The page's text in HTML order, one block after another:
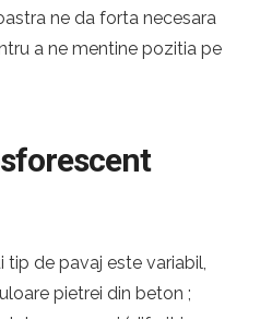
ne da forta necesara
a ne mentine pozitia pe
tip de pavaj este variabil,
pietrei din beton ;